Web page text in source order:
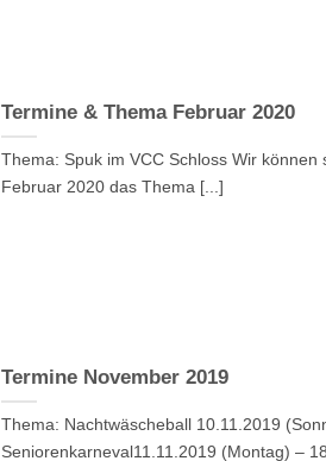
Termine & Thema Februar 2020
Thema: Spuk im VCC Schloss Wir
Februar 2020 das Thema [...]
Termine November 2019
Thema: Nachtwäscheball 10.11.2019
Seniorenkarneval11.11.2019 (Montag) –